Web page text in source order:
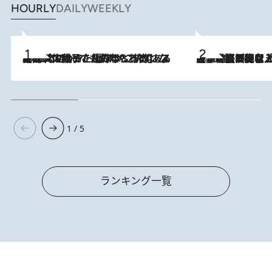
HOURLYDAILYWEEKLY
2026.8.5
【阿川佐和子さんの年とる力】なぜ70代で始めた趣味は“こんなに楽しい”のか？ ピアノ、俳句…スランプに陥っても続けられる“ある秘訣”とは 2026.8.5
【なぜ吉沢亮は「気配を消せる」のか？】興行収入208億の『国宝』を経て挑むミュージカル『ディア・エヴァン・ハンセン』。トップ俳優が舞台上でさらけ出した“孤独”とは
1 / 5
ランキング一覧